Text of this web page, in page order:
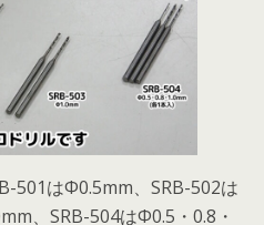
501はΦ0.5mm、SRB-502は
、SRB-504はΦ0.5・0.8・